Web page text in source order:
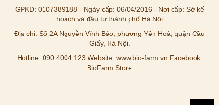
GPKD: 0107389188 - Ngày cấp: 06/04/2016 - Nơi cấp: Sở kế
hoạch và đầu tư thành phố Hà Nội
Địa chỉ: Số 2A Nguyễn Vĩnh Bảo, phường Yên Hoà, quận Cầu
Giấy, Hà Nội.
Hotline: 090.4004.123 Website: www.bio-farm.vn Facebook:
BioFarm Store